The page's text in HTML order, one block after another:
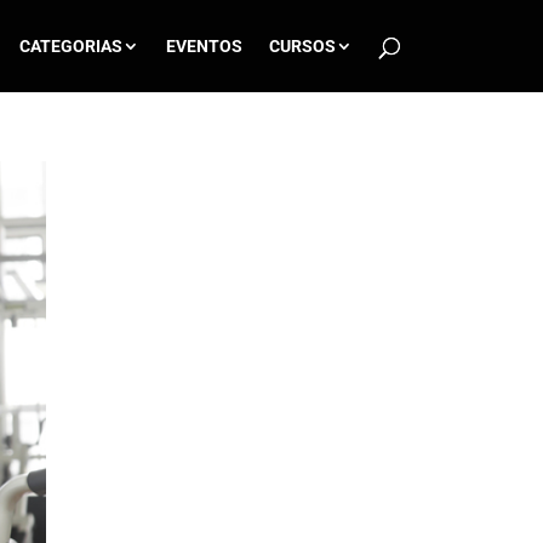
CATEGORIAS EVENTOS CURSOS